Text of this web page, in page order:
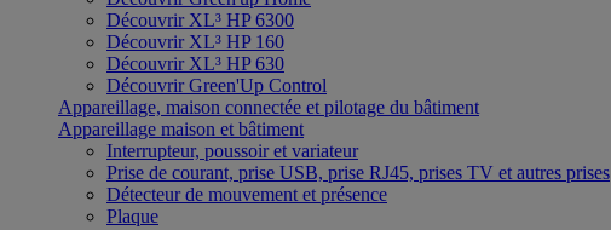
Découvrir XL³ HP 6300
Découvrir XL³ HP 160
Découvrir XL³ HP 630
Découvrir Green'Up Control
Appareillage, maison connectée et pilotage du bâtiment
Appareillage maison et bâtiment
Interrupteur, poussoir et variateur
Prise de courant, prise USB, prise RJ45, prises TV et autres prises
Détecteur de mouvement et présence
Plaque